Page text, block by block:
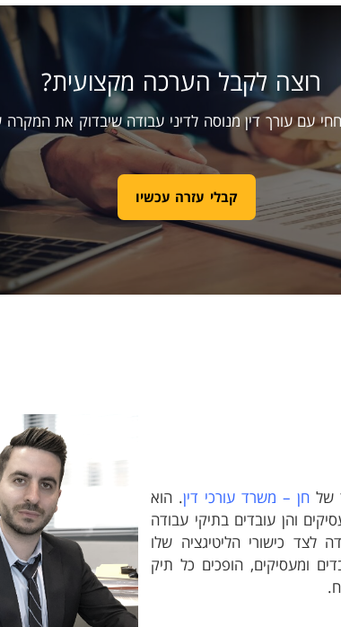
עם עורך דין מנוסה לדיני עבודה שיבדוק את
רוצה לקבל הערכה מקצועית?
קבלי עזרה עכשיו
של חן – משרד עורכי דין. הוא
והן עובדים בתיקי עבודה
לצד כישורי הליטיגציה שלו
ומעסיקים, הופכים כל תיק